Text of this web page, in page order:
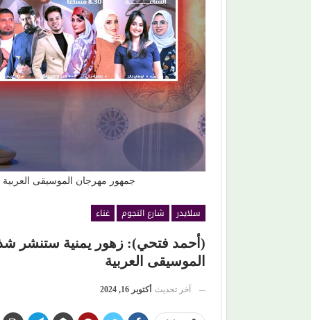
جمهور مهرجان الموسيقى
سلايدر شارع النجوم
غناء
(أحمد فتحي): زهور يمنية ستنشر
الموسيقى العربية
آخر تحديث أكتوبر 16, 2024
(المرصد المصري).. مشروع يعيد كتابة تاريخ المسرح
والموسيقى بالأرقام والوثائق